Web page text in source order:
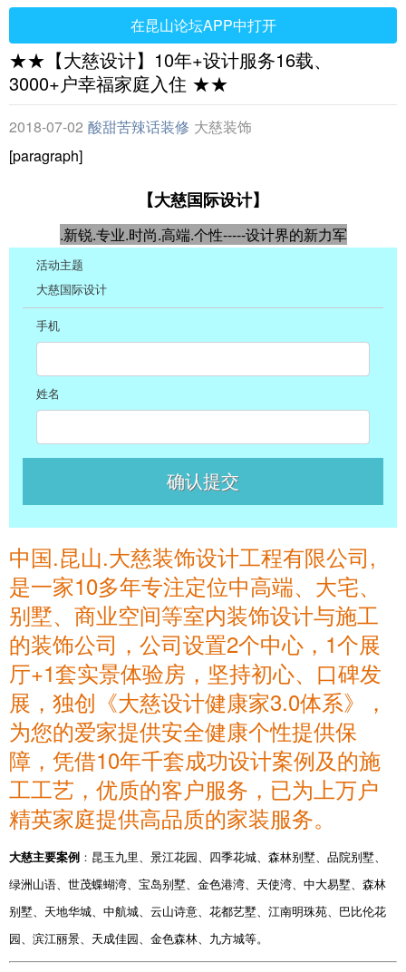
在昆山论坛APP中打开
★★【大慈设计】10年+设计服务16载、
3000+户幸福家庭入住 ★★
2018-07-02 酸甜苦辣话装修 大慈装饰
[paragraph]
【大慈国际设计】
.新锐.专业.时尚.高端.个性-----设计界的新力军
中国.昆山.大慈装饰设计工程有限公司,
是一家10多年专注定位中高端、大宅、
别墅、商业空间等室内装饰设计与施工
的装饰公司，公司设置2个中心，1个展
厅+1套实景体验房，坚持初心、口碑发
展，独创《大慈设计健康家3.0体系》，
为您的爱家提供安全健康个性提供保
障，凭借10年千套成功设计案例及的施
工工艺，优质的客户服务，已为上万户
精英家庭提供高品质的家装服务。
大慈主要案例 ： 昆玉九里、景江花园、四季花城、森林别墅、品院别墅、
绿洲山语、世茂蝶蝴湾、宝岛别墅、金色港湾、天使湾、中大易墅、森林
别墅、 天地华城、中航城、云山诗意、花都艺墅、江南明珠苑、巴比伦花
园、滨江丽景、天成佳园、金色森林、九方城等。